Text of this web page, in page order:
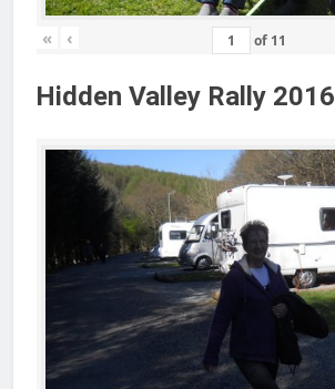
« ‹ of 11
Hidden Valley Rally 2016